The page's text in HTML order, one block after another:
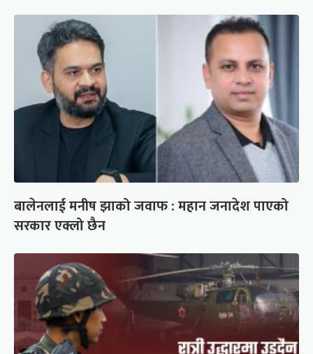
बालेनलाई मनीष झाको जवाफ : महान जनादेश पाएको
सरकार एक्लो छैन